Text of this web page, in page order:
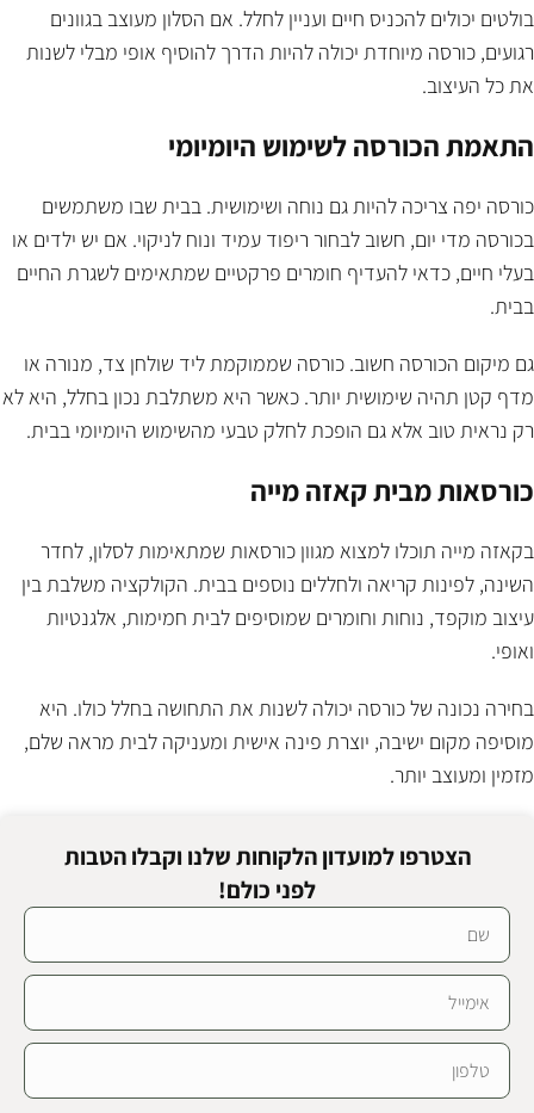
בולטים יכולים להכניס חיים ועניין לחלל. אם הסלון מעוצב בגוונים
רגועים, כורסה מיוחדת יכולה להיות הדרך להוסיף אופי מבלי לשנות
את כל העיצוב.
התאמת הכורסה לשימוש היומיומי
כורסה יפה צריכה להיות גם נוחה ושימושית. בבית שבו משתמשים
בכורסה מדי יום, חשוב לבחור ריפוד עמיד ונוח לניקוי. אם יש ילדים או
בעלי חיים, כדאי להעדיף חומרים פרקטיים שמתאימים לשגרת החיים
בבית.
גם מיקום הכורסה חשוב. כורסה שממוקמת ליד שולחן צד, מנורה או
מדף קטן תהיה שימושית יותר. כאשר היא משתלבת נכון בחלל, היא לא
רק נראית טוב אלא גם הופכת לחלק טבעי מהשימוש היומיומי בבית.
כורסאות מבית קאזה מייה
בקאזה מייה תוכלו למצוא מגוון כורסאות שמתאימות לסלון, לחדר
השינה, לפינות קריאה ולחללים נוספים בבית. הקולקציה משלבת בין
עיצוב מוקפד, נוחות וחומרים שמוסיפים לבית חמימות, אלגנטיות
ואופי.
בחירה נכונה של כורסה יכולה לשנות את התחושה בחלל כולו. היא
מוסיפה מקום ישיבה, יוצרת פינה אישית ומעניקה לבית מראה שלם,
מזמין ומעוצב יותר.
הצטרפו למועדון הלקוחות שלנו וקבלו הטבות
לפני כולם!